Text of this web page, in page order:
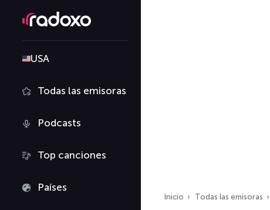
USA
Todas las emisoras
Podcasts
Top canciones
Países
Inicio Todas las emisoras